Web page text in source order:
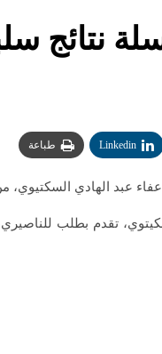
نتائج
Linkedin طباعة
عبد الهادي السكتيوي،
تقدم بطلب للناصيري،